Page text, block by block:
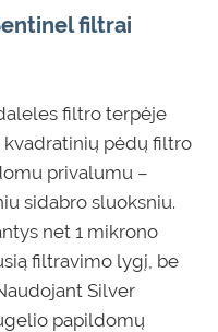
filtrai
filtro terpėje
pėdų filtro
privalumu –
sidabro sluoksniu.
net 1 mikrono
filtravimo lygį, be
Silver
papildomų